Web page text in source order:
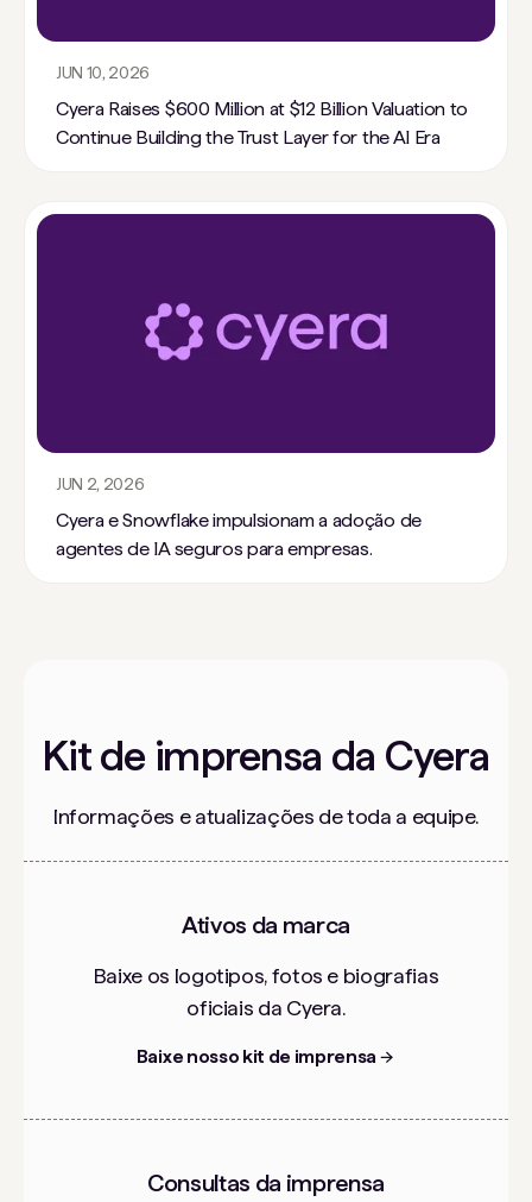
JUN 10, 2026
Cyera Raises $600 Million at $12 Billion Valuation to
Continue Building the Trust Layer for the AI Era
JUN 2, 2026
Cyera e Snowflake impulsionam a adoção de
agentes de IA seguros para empresas.
Kit de imprensa da Cyera
Informações e atualizações de toda a equipe.
Ativos da marca
Baixe os logotipos, fotos e biografias
oficiais da Cyera.
Baixe nosso kit de imprensa
Consultas da imprensa